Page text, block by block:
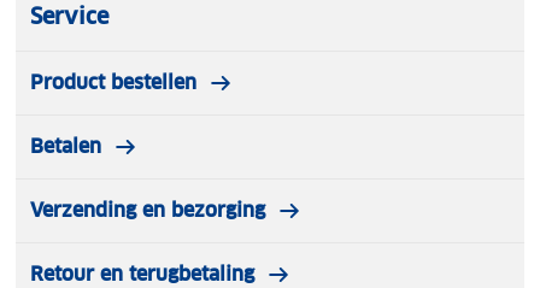
Service
Product bestellen
Betalen
Verzending en bezorging
Retour en terugbetaling